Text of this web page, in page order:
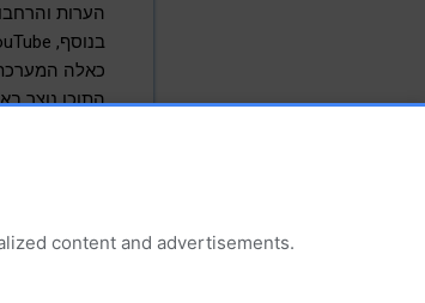
הערות
כאלה
content and advertisements.